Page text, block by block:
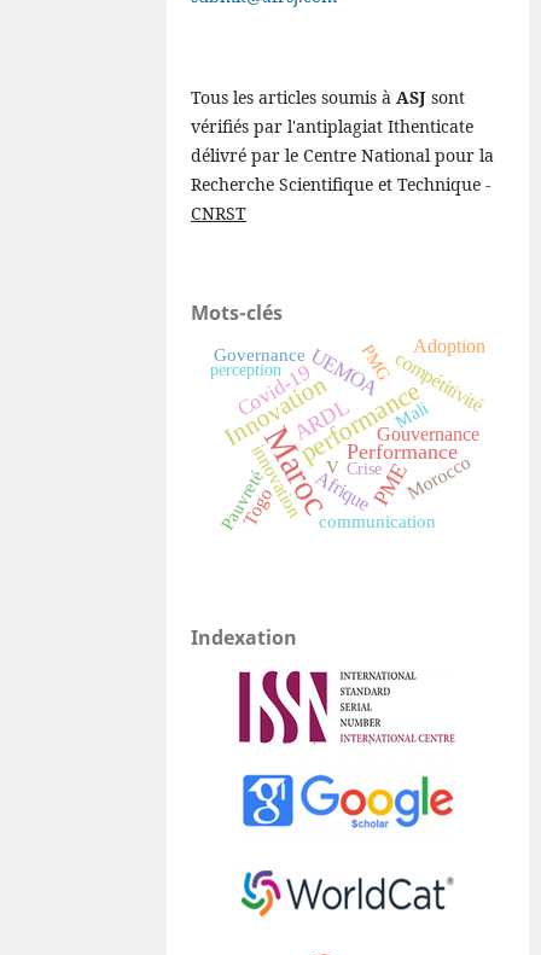
Tous les articles soumis àASJ sont
vérifiés par l'antiplagiat Ithenticate
délivré par le Centre National pour la
Recherche Scientifique et Technique -
CNRST
Mots-clés
Marocperformance
Innovation
Performance
ARDL
PME
Covid-19UEMOA
Afrique
compétitivité
Gouvernance
Morocco
Adoption
innovation
Togo
Pauvreté communication
V
Mali
Governance PMG
perception
Crise
Indexation